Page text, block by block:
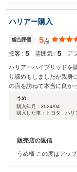
のような高い評価を
す。来月30日に無料1
る点や、ご相談が有
はぜひお気軽にお立
致します。
ハリアー購入
総合評価 5点
接客 : 5 雰囲気 : 5 ア
ハリアーハイブリッドを
り諦めもしましたが親身
の店を訪ねて本当に良か
うございました。
うめ
購入年月： 2024/04
購入した車：トヨタ ハリ
販売店の返信
うめ様 この度はアッ